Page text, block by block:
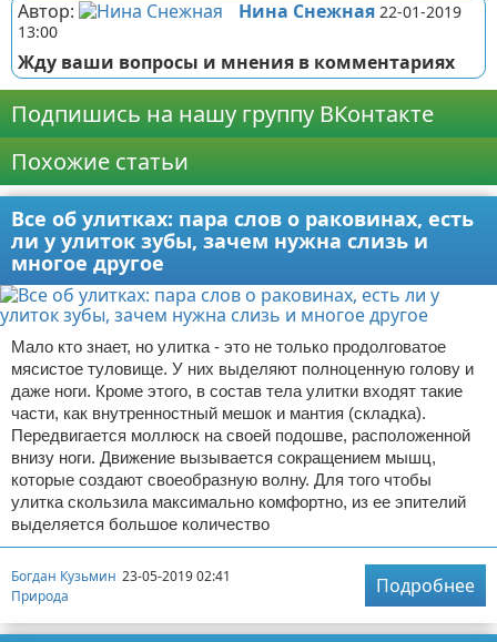
Автор: Нина Снежная 22-01-2019
13:00
Жду ваши вопросы и мнения в комментариях
Подпишись на нашу группу ВКонтакте
Похожие статьи
Все об улитках: пара слов о раковинах, есть
ли у улиток зубы, зачем нужна слизь и
многое другое
Мало кто знает, но улитка - это не только продолговатое
мясистое туловище. У них выделяют полноценную голову и
даже ноги. Кроме этого, в состав тела улитки входят такие
части, как внутренностный мешок и мантия (складка).
Передвигается моллюск на своей подошве, расположенной
внизу ноги. Движение вызывается сокращением мышц,
которые создают своеобразную волну. Для того чтобы
улитка скользила максимально комфортно, из ее эпителий
выделяется большое количество
Богдан Кузьмин 23-05-2019 02:41
Природа
Подробнее